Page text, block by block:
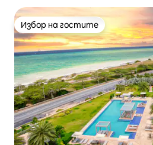
Избор на гостите
Избор на гостите